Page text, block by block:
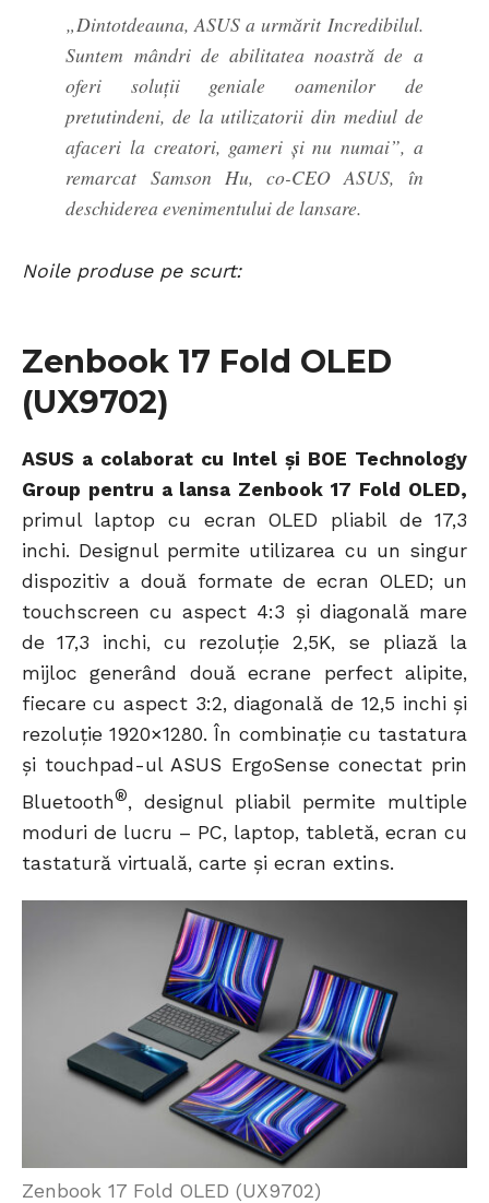
„Dintotdeauna, ASUS a urmărit Incredibilul.
Suntem mândri de abilitatea noastră de a
oferi soluții geniale oamenilor de
pretutindeni, de la utilizatorii din mediul de
afaceri la creatori, gameri și nu numai”, a
remarcat Samson Hu, co-CEO ASUS, în
deschiderea evenimentului de lansare.
Noile produse pe scurt:
Zenbook 17 Fold OLED
(UX9702)
ASUS a colaborat cu Intel și BOE Technology
Group pentru a lansa Zenbook 17 Fold OLED,
primul laptop cu ecran OLED pliabil de 17,3
inchi. Designul permite utilizarea cu un singur
dispozitiv a două formate de ecran OLED; un
touchscreen cu aspect 4:3 și diagonală mare
de 17,3 inchi, cu rezoluție 2,5K, se pliază la
mijloc generând două ecrane perfect alipite,
fiecare cu aspect 3:2, diagonală de 12,5 inchi și
rezoluție 1920×1280. În combinație cu tastatura
și touchpad-ul ASUS ErgoSense conectat prin
Bluetooth®, designul pliabil permite multiple
moduri de lucru – PC, laptop, tabletă, ecran cu
tastatură virtuală, carte și ecran extins.
Zenbook 17 Fold OLED (UX9702)